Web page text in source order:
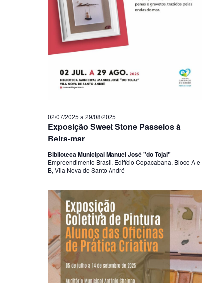
Exposição Sweet Stone Passeios à
Beira-mar
02/07/2025 a 29/08/2025
Biblioteca Municipal Manuel José "do Tojal"
Empreendimento Brasil, Edifício Copacabana, Bloco A e
B, Vila Nova de Santo André